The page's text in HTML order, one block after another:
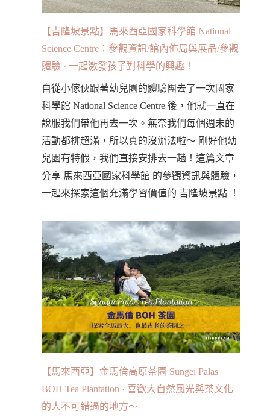
【吉隆坡景點】馬來西亞國家科學館 National
Science Centre：參觀資訊/館內佈局與展品/參觀
體驗 · 一起激發孩子對科學的興趣！
自從小傢伙跟著幼兒園的體驗團去了一次國家
科學館 National Science Centre 後，他就一直在
說服我們帶他再去一次。無奈我們每個週末的
活動都排超滿，所以真的沒辦法啦～ 剛好他幼
兒園有特假，我們直接安排去一趟！這篇文章
分享 馬來西亞國家科學館 的參觀資訊與體驗，
一起來探索這個充滿學習價值的 吉隆坡景點 ！
【馬來西亞】金馬倫高原茶園 Sungei Palas
BOH Tea Plantation · 喜歡大自然風光與茶文化
的人不可錯過的地方～